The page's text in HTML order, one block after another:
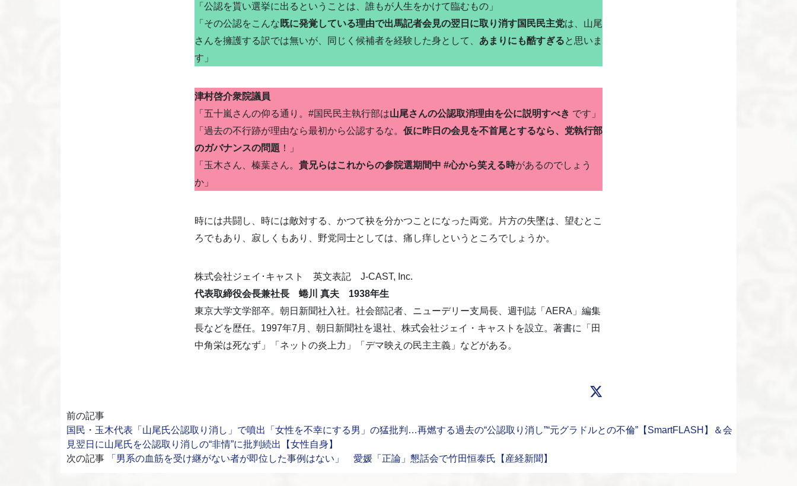
「公認を貰い選挙に出るということは、誰もが人生をかけて臨むもの」
「その公認をこんな 既に発覚している理由で出馬記者会見の翌日に取り消す国民民主党は、山尾
さんを擁護する訳では無いが、同じく候補者を経験した身として、 あまりにも酷すぎると思いま
す」
津村啓介衆院議員
「五十嵐さんの仰る通り。#国民民主執行部は山尾さんの公認取消理由を公に説明すべき です」
「過去の不行跡が理由なら最初から公認するな。 仮に昨日の会見を不首尾とするなら、党執行部
のガバナンスの問題 ！」
「玉木さん、榛葉さん。 貴兄らはこれからの参院選期間中 #心から笑える時があるのでしょう
か」
時には共闘し、時には敵対する、かつて袂を分かつことになった両党。片方の失墜は、望むとこ
ろでもあり、寂しくもあり、野党同士としては、痛し痒しというところでしょうか。
株式会社ジェイ･キャスト 英文表記 J-CAST, Inc.
代表取締役会長兼社長 蜷川 真夫 1938年生
東京大学文学部卒。朝日新聞社入社。社会部記者、ニューデリー支局長、週刊誌「AERA」編集
長などを歴任。1997年7月、朝日新聞社を退社、株式会社ジェイ・キャストを設立。著書に「田
中角栄は死なず」「ネットの炎上力」「デマ映えの民主主義」などがある。
前の記事
国民・玉木代表「山尾氏公認取り消し」で噴出「女性を不幸にする男」の猛批判…再燃する過去の“公認取り消し”“元グラドルとの不倫”【SmartFLASH】＆会
見翌日に山尾氏を公認取り消しの“非情”に批判続出【女性自身】
次の記事
「男系の血筋を受け継がない者が即位した事例はない」 愛媛「正論」懇話会で竹田恒泰氏【産経新聞】